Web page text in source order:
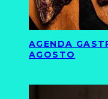
AGENDA
AGOSTO